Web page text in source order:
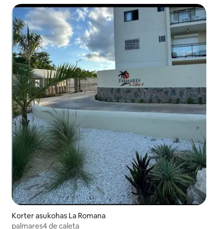
Korter asukohas La Romana
palmares4 de caleta